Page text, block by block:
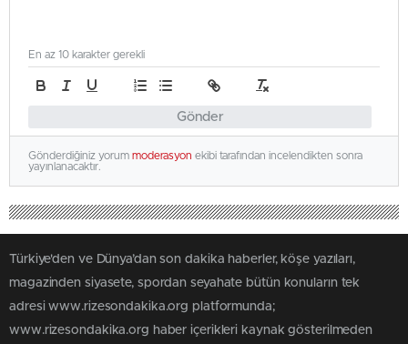
Gönder
En az 10 karakter gerekli
Gönderdiğiniz yorum moderasyon ekibi tarafından incelendikten sonra
yayınlanacaktır.
Türkiye'den ve Dünya’dan son dakika haberler, köşe yazıları,
magazinden siyasete, spordan seyahate bütün konuların tek
adresi www.rizesondakika.org platformunda;
www.rizesondakika.org haber içerikleri kaynak gösterilmeden